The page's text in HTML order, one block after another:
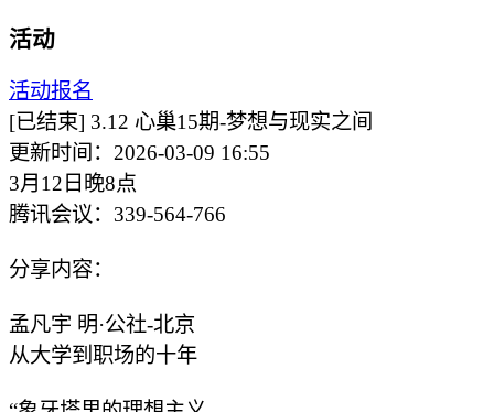
活动
活动报名
[已结束] 3.12 心巢15期-梦想与现实之间
更新时间：2026-03-09 16:55
3月12日晚8点
腾讯会议：339-564-766
分享内容：
孟凡宇 明·公社-北京
从大学到职场的十年